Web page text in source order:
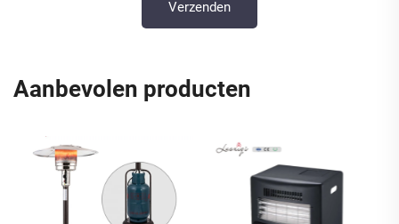
Aanbevolen producten